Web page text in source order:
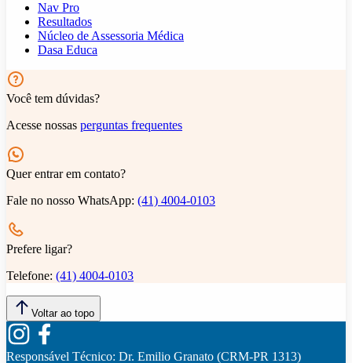
Nav Pro
Resultados
Núcleo de Assessoria Médica
Dasa Educa
Você tem dúvidas?
Acesse nossas perguntas frequentes
Quer entrar em contato?
Fale no nosso WhatsApp: (41) 4004-0103
Prefere ligar?
Telefone: (41) 4004-0103
Voltar ao topo
Responsável Técnico: Dr. Emilio Granato (CRM-PR 1313)